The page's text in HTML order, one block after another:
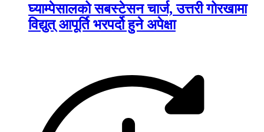
घ्याम्पेसालको सबस्टेसन चार्ज, उत्तरी गोरखामा
विद्युत् आपूर्ति भरपर्दो हुने अपेक्षा